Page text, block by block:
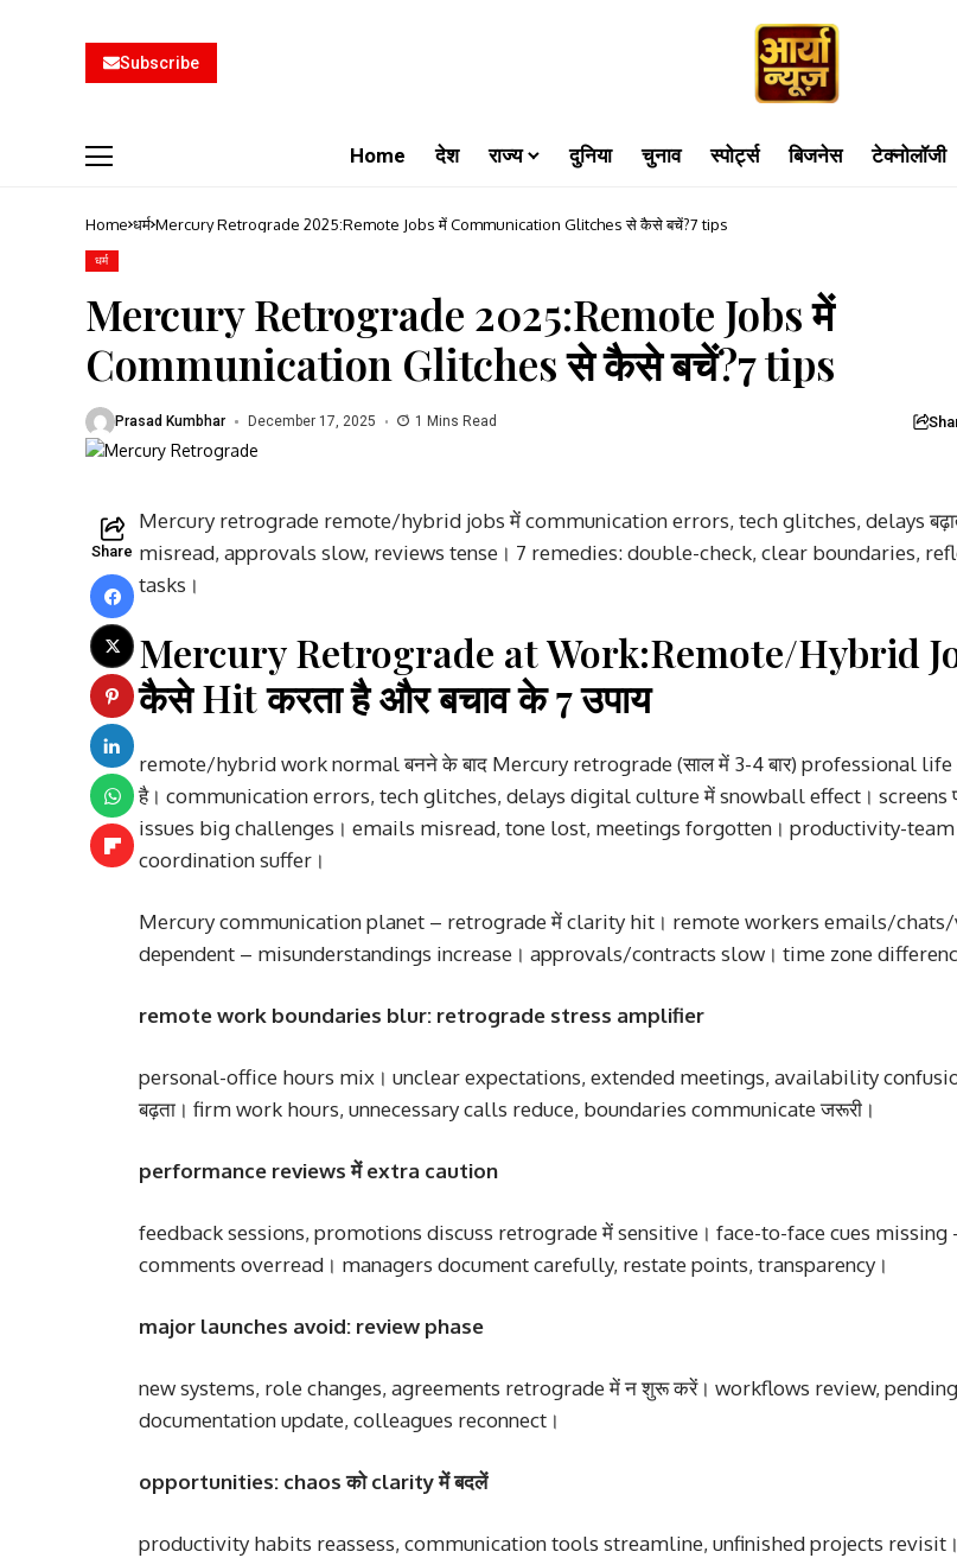
Subscribe
Home देश राज्य दुनिया चुनाव स्पोर्ट्स बिजनेस टेक्नोलॉजी
Home धर्म Mercury Retrograde 2025:Remote Jobs में Communication Glitches से कैसे बचें?7 tips
धर्म
Mercury Retrograde 2025:Remote Jobs में
Communication Glitches से कैसे बचें?7 tips
Prasad Kumbhar December 17, 2025 1 Mins Read
Share
Mercury retrograde remote/hybrid jobs में communication errors, tech glitches, delays
misread, approvals slow, reviews tense। 7 remedies: double-check, clear boundaries,
tasks।
Mercury Retrograde at Work:Remote/Hybrid
कैसे Hit करता है और बचाव के 7 उपाय
remote/hybrid work normal बनने के बाद Mercury retrograde (साल में 3-4 बार) professional life
है। communication errors, tech glitches, delays digital culture में snowball effect। screens
issues big challenges। emails misread, tone lost, meetings forgotten। productivity-team
coordination suffer।
Mercury communication planet – retrograde में clarity hit। remote workers emails/chats/
dependent – misunderstandings increase। approvals/contracts slow। time zone
remote work boundaries blur: retrograde stress amplifier
personal-office hours mix। unclear expectations, extended meetings, availability
बढ़ता। firm work hours, unnecessary calls reduce, boundaries communicate जरूरी।
performance reviews में extra caution
feedback sessions, promotions discuss retrograde में sensitive। face-to-face cues
comments overread। managers document carefully, restate points, transparency।
major launches avoid: review phase
new systems, role changes, agreements retrograde में न शुरू करें। workflows review,
documentation update, colleagues reconnect।
opportunities: chaos को clarity में बदलें
productivity habits reassess, communication tools streamline, unfinished projects